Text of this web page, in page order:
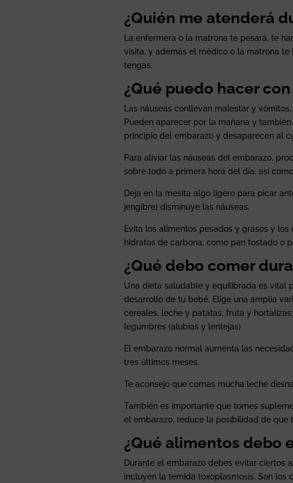
¿Quién me atenderá
La enfermera o la matrona te pesará, te
visita, y además el médico o la matrona te
tengas.
¿Qué puedo hacer
Las náuseas conllevan malestar y
Pueden aparecer por la mañana y
principio del embarazo y desaparecen al
Para aliviar las náuseas del embarazo,
sobre todo a primera hora del día, así
Deja en la mesita algo ligero para picar
jengibre) disminuye las náuseas.
Evita los alimentos pesados y grasos y
hidratos de carbona, como pan tostado o
¿Qué debo comer
Una dieta saludable y equilibrada es vital
desarrollo de tu bebé. Elige una amplia
cereales, leche y patatas; fruta y
legumbres (alubias y lentejas)
El embarazo normal aumenta las
tres últimos meses.
Te aconsejo que comas mucha leche
También es importante que tomes
el embarazo, reduce la posibilidad de
¿Qué alimentos debo
Durante el embarazo debes evitar ciertos
incluyen la temida toxoplasmosis. Son los